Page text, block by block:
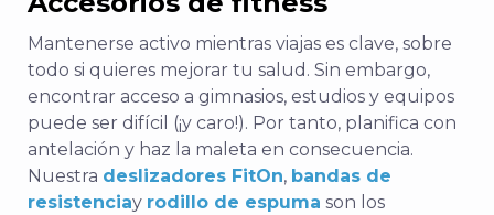
Mantenerse activo mientras viajas es clave, sobre
todo si quieres mejorar tu salud. Sin embargo,
encontrar acceso a gimnasios, estudios y equipos
puede ser difícil (¡y caro!). Por tanto, planifica con
antelación y haz la maleta en consecuencia.
Nuestra deslizadores FitOn, bandas de
resistenciay rodillo de espuma son los